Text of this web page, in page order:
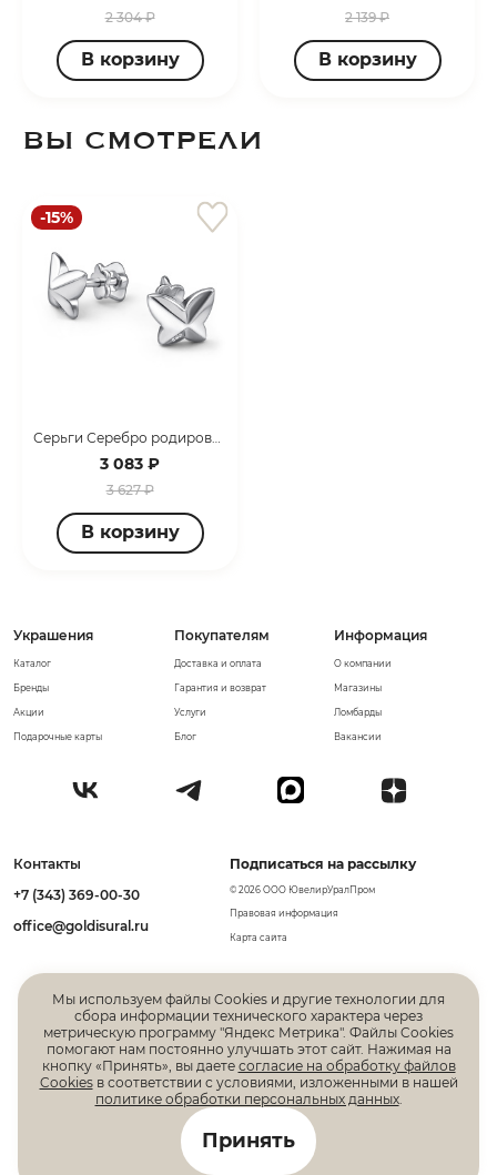
2 304 ₽
В корзину
2 139 ₽
В корзину
ВЫ СМОТРЕЛИ
-15%
Серьги Серебро родированное 02-4785/000Б-00
3 083 ₽
3 627 ₽
В корзину
Информация
О компании
Магазины
Ломбарды
Вакансии
Украшения
Каталог
Бренды
Акции
Подарочные карты
Покупателям
Доставка и оплата
Гарантия и возврат
Услуги
Блог
Контакты
+7 (343) 369-00-30
office@goldisural.ru
Подписаться на рассылку
© 2026 ООО ЮвелирУралПром
Правовая информация
Карта сайта
Все права защищены. Информация, размещенная на
данной странице, не является публичной офертой
Мы используем файлы Cookies и другие технологии для
сбора информации технического характера через
метрическую программу "Яндекс Метрика". Файлы Cookies
помогают нам постоянно улучшать этот сайт. Нажимая на
кнопку «Принять», вы даете согласие на обработку файлов
Cookiesв соответствии с условиями, изложенными в нашей
политике обработки персональных данных.
Принять